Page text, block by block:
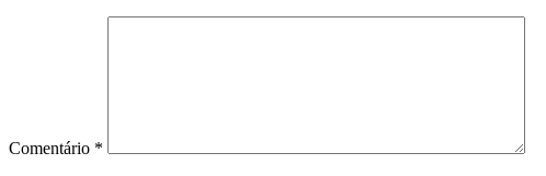
Comentário *